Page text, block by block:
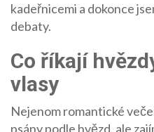
kadeřnicemi a dokonce
debaty.
Co říkají
vlasy
Nejenom romantické
psány podle hvězd, ale